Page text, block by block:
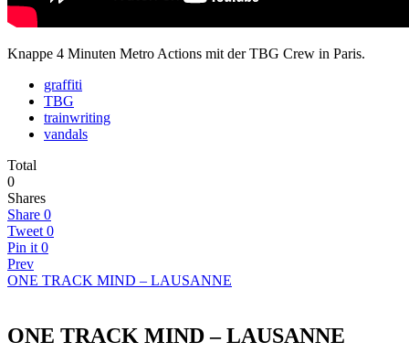
Knappe 4 Minuten Metro Actions mit der TBG Crew in Paris.
graffiti
TBG
trainwriting
vandals
Total
0
Shares
Share 0
Tweet 0
Pin it 0
Prev
ONE TRACK MIND – LAUSANNE
ONE TRACK MIND – LAUSANNE